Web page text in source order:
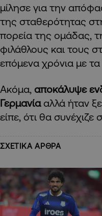
μίλησε για την
της σταθερότητας
πορεία της ομάδας,
φιλάθλους και τους
επόμενα χρόνια με τα
Ακόμα, αποκάλυψε
Γερμανίααλλά ήταν
είπε, ότι θα συνέχιζε
ΣΧΕΤΙΚΑ ΑΡΘΡΑ